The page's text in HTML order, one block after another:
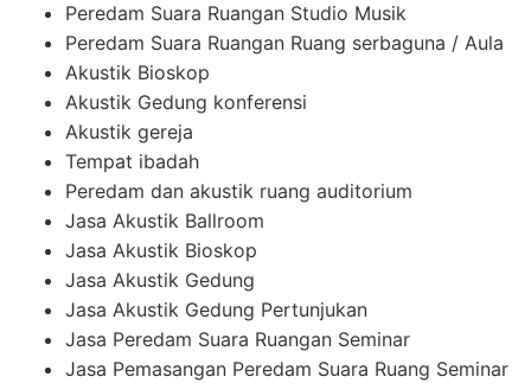
Peredam Suara Ruangan Studio Musik
Peredam Suara Ruangan Ruang serbaguna / Aula
Akustik Bioskop
Akustik Gedung konferensi
Akustik gereja
Tempat ibadah
Peredam dan akustik ruang auditorium
Jasa Akustik Ballroom
Jasa Akustik Bioskop
Jasa Akustik Gedung
Jasa Akustik Gedung Pertunjukan
Jasa Peredam Suara Ruangan Seminar
Jasa Pemasangan Peredam Suara Ruang Seminar